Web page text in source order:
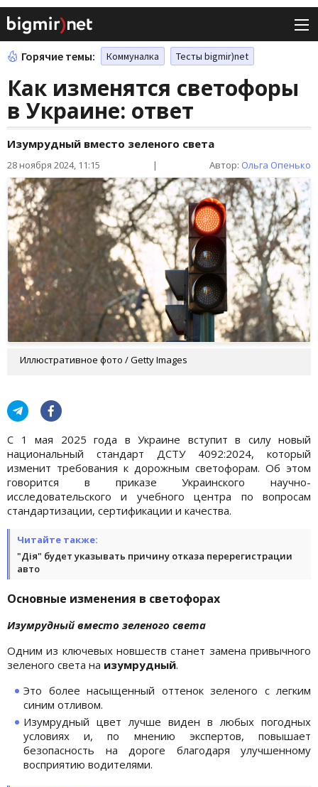
Горячие темы: Коммуналка Тесты bigmir)net
Как изменятся светофоры
в Украине: ответ
Изумрудный вместо зеленого света
28 ноября 2024, 11:15 | Автор: Ольга Опенько
Иллюстративное фото / Getty Images
С 1 мая 2025 года в Украине вступит в силу новый
национальный стандарт ДСТУ 4092:2024, который
изменит требования к дорожным светофорам. Об этом
говорится в приказе Украинского научно-
исследовательского и учебного центра по вопросам
стандартизации, сертификации и качества.
Читайте также:
"Дія" будет указывать причину отказа перерегистрации
авто
Основные изменения в светофорах
Изумрудный вместо зеленого света
Одним из ключевых новшеств станет замена привычного
зеленого света на изумрудный.
Это более насыщенный оттенок зеленого с легким
синим отливом.
Изумрудный цвет лучше виден в любых погодных
условиях и, по мнению экспертов, повышает
безопасность на дороге благодаря улучшенному
восприятию водителями.